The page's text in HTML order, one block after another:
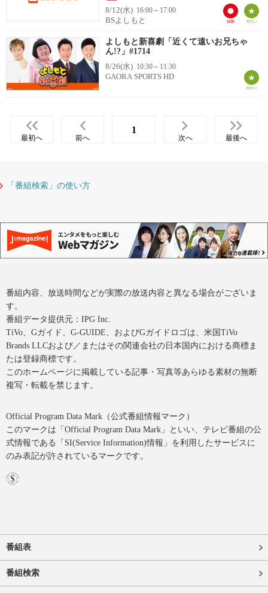
8/12(水) 16:00～17:00
BSよしもと
よしもと新喜劇「近くて遠いお兄ちゃ
ん!?」#1714
8/26(水) 10:30～11:30
GAORA SPORTS HD
最初へ 前へ
1
次へ 最後へ
「番組検索」の使い方
番組内容、放送時間などが実際の放送内容と異なる場合がございま
す。
番組データ提供元：IPG Inc.
TiVo、Gガイド、G-GUIDE、およびGガイドロゴは、米国TiVo
Brands LLCおよび／またはその関連会社の日本国内における商標ま
たは登録商標です。
このホームページに掲載している記事・写真等あらゆる素材の無断
複写・転載を禁じます。
Official Program Data Mark（公式番組情報マーク）
このマークは「Official Program Data Mark」といい、テレビ番組の公
式情報である「SI(Service Information)情報」を利用したサービスに
のみ表記が許されているマークです。
番組表
番組検索